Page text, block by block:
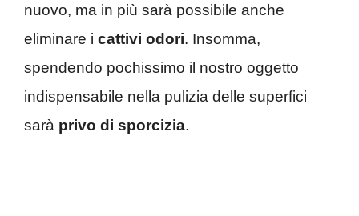
nuovo, ma in più sarà possibile anche
eliminare i cattivi odori. Insomma,
spendendo pochissimo il nostro oggetto
indispensabile nella pulizia delle superfici
sarà privo di sporcizia.